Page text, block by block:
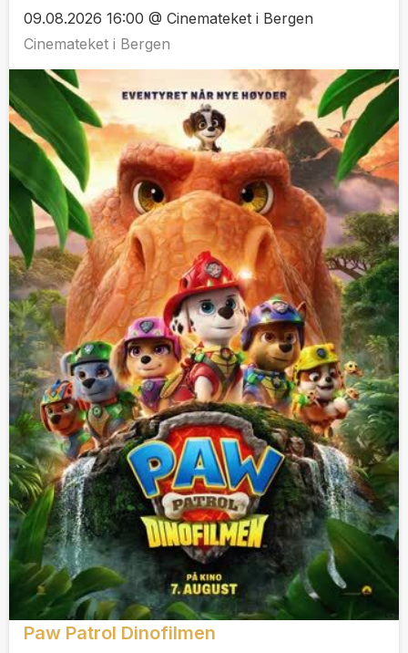
09.08.2026 16:00 @ Cinemateket i Bergen
Cinemateket i Bergen
Paw Patrol Dinofilmen